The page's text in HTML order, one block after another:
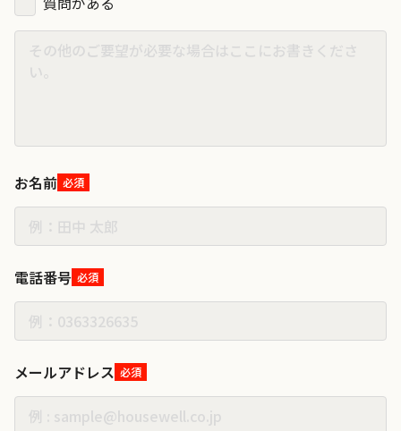
お名前 必須
電話番号 必須
メールアドレス 必須